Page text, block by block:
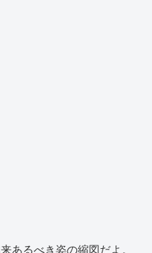
あるべき姿の縮図だよ。